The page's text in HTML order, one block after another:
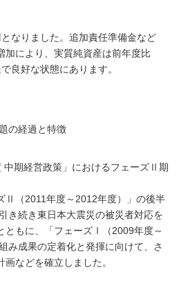
なりました。追加責任準備金など
加により、実質純資産は前年度比
良好な状態にあります。
の経過と特徴
中期経営政策」におけるフェーズⅡ期
Ⅱ（2011年度～2012年度）」の後半
き続き東日本大震災の被災者対応を
ともに、「フェーズⅠ（2009年度～
み成果の定着化と発揮に向けて、さ
などを確立しました。